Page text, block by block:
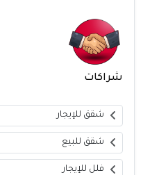
شراكات
شقق للإيجار
شقق للبيع
فلل للإيجار